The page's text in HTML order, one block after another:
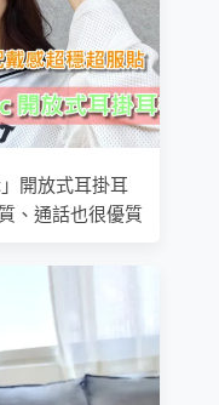
開放式耳掛耳
、通話也很優質